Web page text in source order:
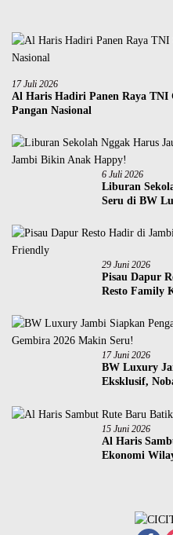
17 Juli 2026
Al Haris Hadiri Panen Raya TNI
Pangan Nasional
6 Juli 2026
Liburan
Seru di BW
29 Juni 2026
Pisau Dapur
Resto Family
17 Juni 2026
BW Luxury
Eksklusif,
15 Juni 2026
Al Haris
Ekonomi